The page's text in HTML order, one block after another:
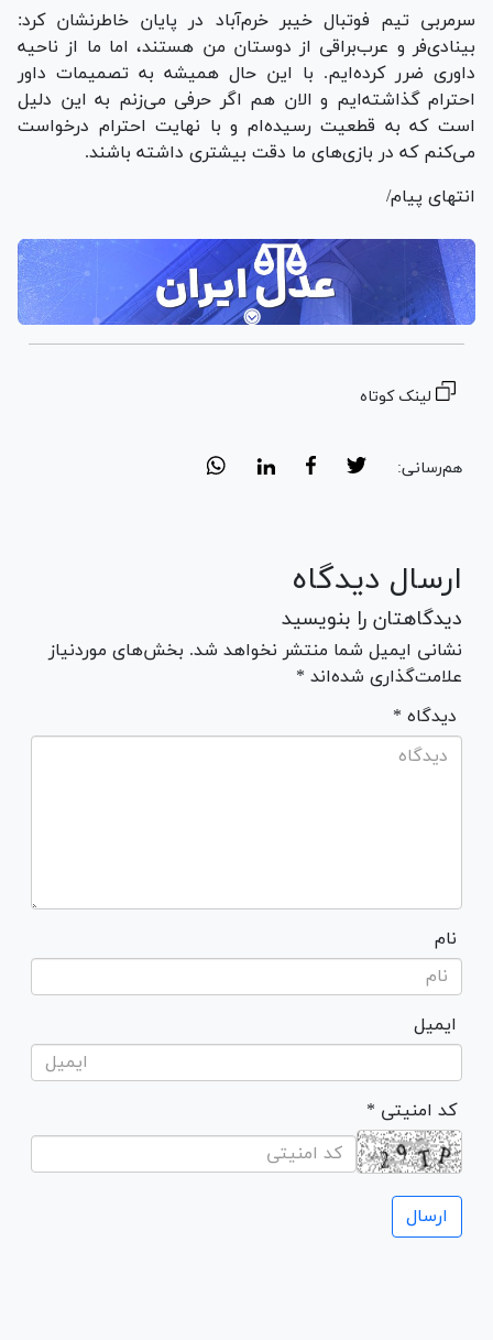
سرمربی تیم فوتبال خیبر خرم‌آباد در پایان خاطرنشان کرد:
بینادی‌فر و عرب‌براقی از دوستان من هستند، اما ما از ناحیه
داوری ضرر کرده‌ایم. با این حال همیشه به تصمیمات داور
احترام گذاشته‌ایم و الان هم اگر حرفی می‌زنم به این دلیل
است که به قطعیت رسیده‌ام و با نهایت احترام درخواست
می‌کنم که در بازی‌های ما دقت بیشتری داشته باشند.
انتهای پیام/
لینک کوتاه
هم‌رسانی:
ارسال دیدگاه
دیدگاهتان را بنویسید
نشانی ایمیل شما منتشر نخواهد شد. بخش‌های موردنیاز
علامت‌گذاری شده‌اند *
* دیدگاه
نام
ایمیل
* کد امنیتی